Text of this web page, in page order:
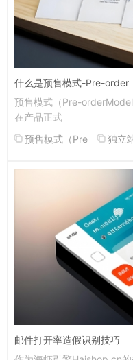
什么是预售模式-Pre-order
预售模式（Pre-
在产品正式
预售模式（Pre
独立
邮件打开率造假识别技巧